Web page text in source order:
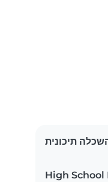
תיכונית
High